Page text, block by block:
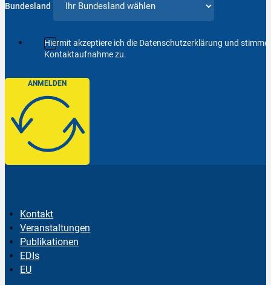
Bundesland
Hiermit akzeptiere ich die Datenschutzerklärung und
Kontaktaufnahme zu.
ANMELDEN
Kontakt
Veranstaltungen
Publikationen
EDIs
EU